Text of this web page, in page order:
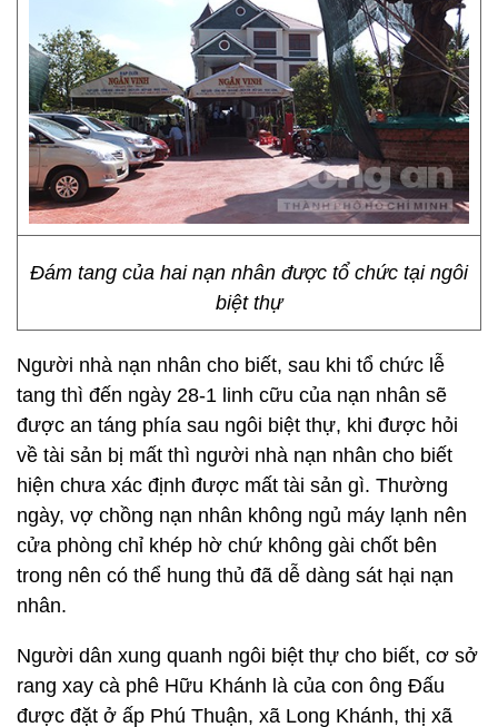
Đám tang của hai nạn nhân được tổ chức tại ngôi
biệt thự
Người nhà nạn nhân cho biết, sau khi tổ chức lễ
tang thì đến ngày 28-1 linh cữu của nạn nhân sẽ
được an táng phía sau ngôi biệt thự, khi được hỏi
về tài sản bị mất thì người nhà nạn nhân cho biết
hiện chưa xác định được mất tài sản gì. Thường
ngày, vợ chồng nạn nhân không ngủ máy lạnh nên
cửa phòng chỉ khép hờ chứ không gài chốt bên
trong nên có thể hung thủ đã dễ dàng sát hại nạn
nhân.
Người dân xung quanh ngôi biệt thự cho biết, cơ sở
rang xay cà phê Hữu Khánh là của con ông Đấu
được đặt ở ấp Phú Thuận, xã Long Khánh, thị xã